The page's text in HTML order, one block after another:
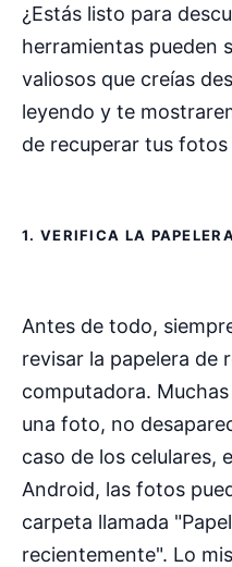
¿Estás listo para
herramientas pueden
valiosos que creías
leyendo y te
de recuperar tus
1. VERIFICA LA
Antes de todo,
revisar la papelera de
computadora.
una foto, no
caso de los celulares,
Android, las fotos
carpeta llamada
recientemente". Lo